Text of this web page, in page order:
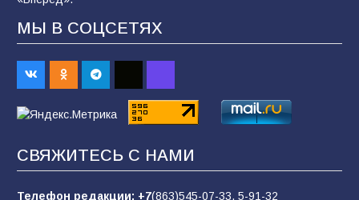
В Батайске продолжаются дорожные работы
98 04.08.2026
пропагандистский вброс
МЫ В СОЦСЕТЯХ
СВЯЖИТЕСЬ С НАМИ
Телефон редакции: +7(863)545-07-33, 5-91-32